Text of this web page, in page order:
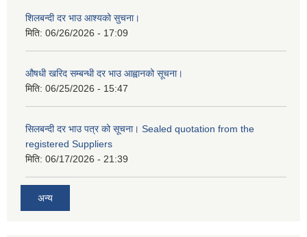
शिलबन्दी दर भाउ आश्यको सुचना।
मिति: 06/26/2026 - 17:09
औषधी खरिद सम्बन्धी दर भाउ आह्वानको सूचना।
मिति: 06/25/2026 - 15:47
सिलबन्दी दर भाउ पत्र को सूचना। Sealed quotation from the
registered Suppliers
मिति: 06/17/2026 - 21:39
अन्य